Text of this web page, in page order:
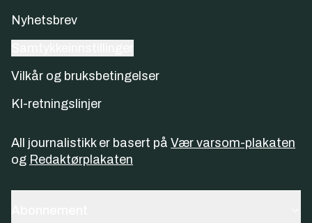
Nyhetsbrev
Vilkår og bruksbetingelser
KI-retningslinjer
All journalistikk er basert på Vær varsom-plakaten
og Redaktørplakaten